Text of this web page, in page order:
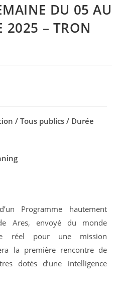
DU 05 AU
2025 – TRON
/ Tous publics / Durée
Programme hautement
Ares, envoyé du monde
réel pour une mission
la première rencontre de
dotés d’une intelligence